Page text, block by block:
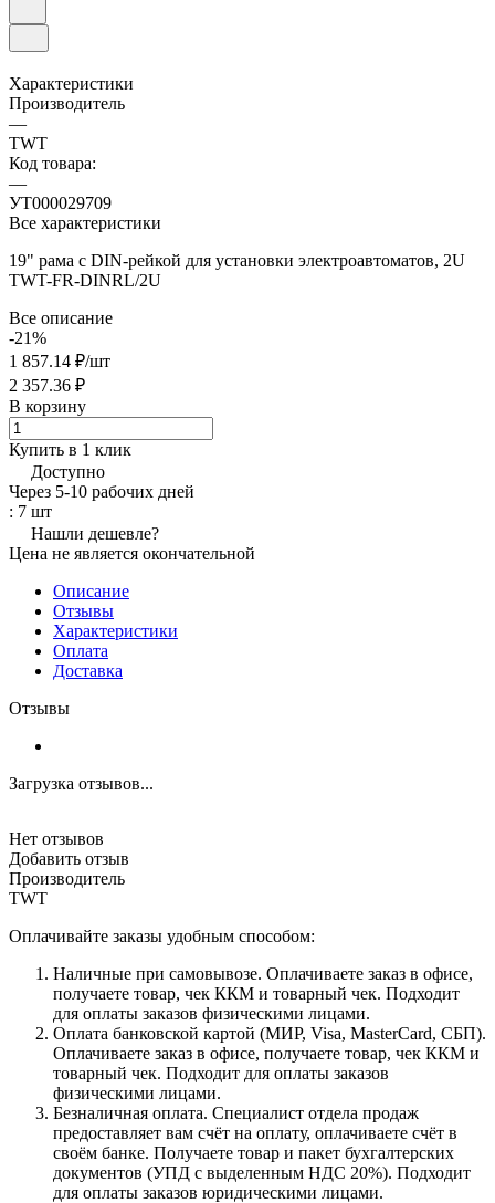
Характеристики
Производитель
—
TWT
Код товара:
—
УТ000029709
Все характеристики
19" рама с DIN-рейкой для установки электроавтоматов, 2U
TWT-FR-DINRL/2U
Все описание
-21%
1 857.14 ₽/шт
2 357.36 ₽
В корзину
Купить в 1 клик
Доступно
Через 5-10 рабочих дней
: 7 шт
Нашли дешевле?
Цена не является окончательной
Описание
Отзывы
Характеристики
Оплата
Доставка
Отзывы
Загрузка отзывов...
Нет отзывов
Добавить отзыв
Производитель
TWT
Оплачивайте заказы удобным способом:
Наличные при самовывозе. Оплачиваете заказ в офисе,
получаете товар, чек ККМ и товарный чек. Подходит
для оплаты заказов физическими лицами.
Оплата банковской картой (МИР, Visa, MasterCard, СБП).
Оплачиваете заказ в офисе, получаете товар, чек ККМ и
товарный чек. Подходит для оплаты заказов
физическими лицами.
Безналичная оплата. Специалист отдела продаж
предоставляет вам счёт на оплату, оплачиваете счёт в
своём банке. Получаете товар и пакет бухгалтерских
документов (УПД с выделенным НДС 20%). Подходит
для оплаты заказов юридическими лицами.